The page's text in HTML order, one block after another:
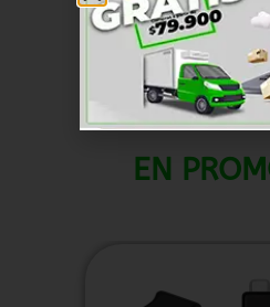
Categoría Cables
EN